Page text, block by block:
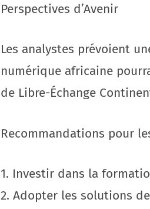
Perspectives d’Avenir
Les analystes prévoient
numérique africaine
de Libre-Échange
Recommandations pour
1. Investir dans la
2. Adopter les solutions